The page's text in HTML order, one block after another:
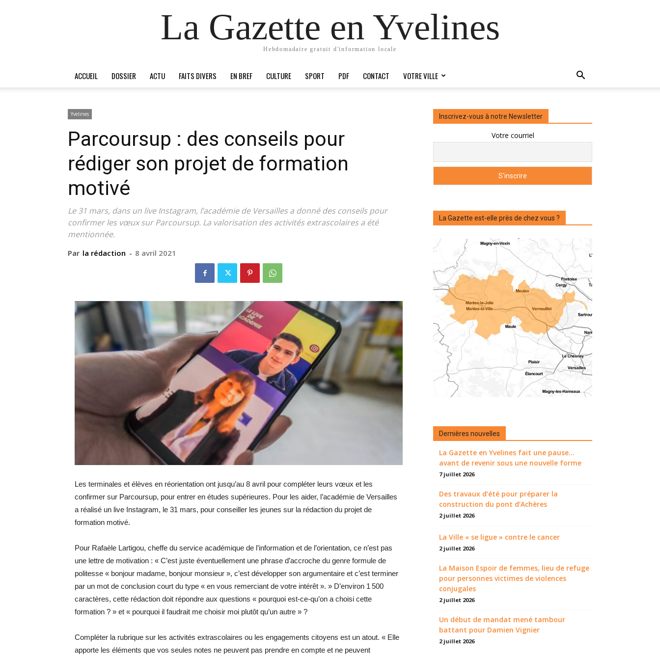
La Gazette en Yvelines
Hebdomadaire gratuit d'information locale
ACCUEIL DOSSIER ACTU FAITS DIVERS EN BREF CULTURE SPORT PDF CONTACT VOTRE VILLE
Yvelines
Parcoursup : des conseils pour
rédiger son projet de formation
motivé
Le 31 mars, dans un live Instagram, l’académie de Versailles a donné des conseils pour
confirmer les vœux sur Parcoursup. La valorisation des activités extrascolaires a été
mentionnée.
Par la rédaction - 8 avril 2021
Les terminales et élèves en réorientation ont jusqu’au 8 avril pour compléter leurs vœux et les
confirmer sur Parcoursup, pour entrer en études supérieures. Pour les aider, l’académie de Versailles
a réalisé un live Instagram, le 31 mars, pour conseiller les jeunes sur la ­rédaction du projet de
formation motivé.
Pour Rafaèle Lartigou, cheffe du service académique de l’information et de l’orientation, ce n’est pas
une lettre de motivation : « C’est juste éventuellement une phrase d’accroche du genre formule de
politesse « bonjour madame, bonjour monsieur », c’est développer son argumentaire et c’est terminer
par un mot de conclusion court du type « en vous remerciant de votre intérêt ». » D’environ 1 500
caractères, cette rédaction doit répondre aux questions « pourquoi est-ce-qu’on a choisi cette
formation ? » et « pourquoi il faudrait me choisir moi plutôt qu’un autre » ?
Compléter la rubrique sur les activités extrascolaires ou les engagements citoyens est un atout. « Elle
apporte les éléments que vos seules notes ne peuvent pas prendre en compte et ne peuvent
Inscrivez-vous à notre Newsletter
Votre courriel
La Gazette est-elle près de chez vous ?
Dernières nouvelles
La Gazette en Yvelines fait une pause...
avant de revenir sous une nouvelle forme
7 juillet 2026
Des travaux d’été pour préparer la
construction du pont d’Achères
2 juillet 2026
La Ville « se ligue » contre le cancer
2 juillet 2026
La Maison Espoir de femmes, lieu de refuge
pour personnes victimes de violences
conjugales
2 juillet 2026
Un début de mandat mené tambour
battant pour Damien Vignier
2 juillet 2026